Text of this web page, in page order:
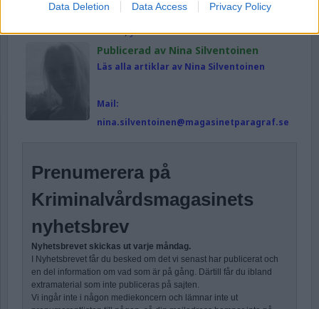
Data Deletion Data Access Privacy Policy
2025-10-29
Ämnesord:Estland,JK
Publicerad av Nina Silventoinen
Läs alla artiklar av Nina Silventoinen
Mail:
nina.silventoinen@magasinetparagraf.se
Prenumerera på
Kriminalvårdsmagasinets
nyhetsbrev
Nyhetsbrevet skickas ut varje måndag.
I Nyhetsbrevet får du besked om det vi senast har publicerat och
en del information om vad som är på gång. Därtill får du ibland
extramaterial som inte publiceras på sajten.
Vi ingår inte i någon mediekoncern och lämnar inte ut